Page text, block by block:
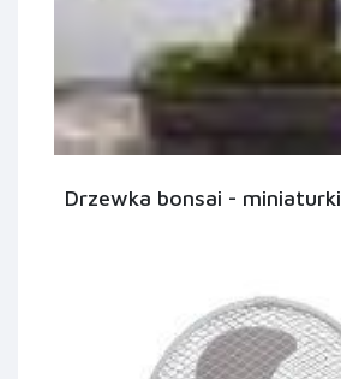
Drzewka bonsai - miniaturki